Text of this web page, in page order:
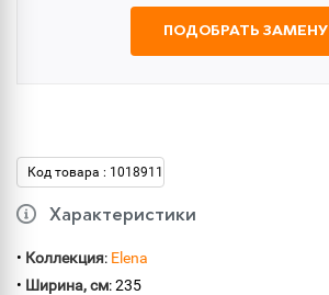
ПОДОБРАТЬ ЗАМЕНУ
Код товара : 1018911
Характеристики
• Коллекция: Elena
• Ширина, см: 235